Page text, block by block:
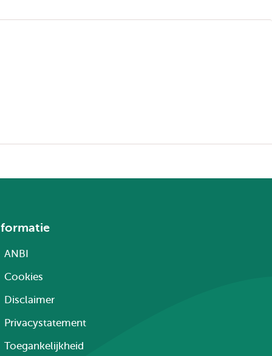
ANBI
Cookies
Disclaimer
Privacystatement
Toegankelijkheid